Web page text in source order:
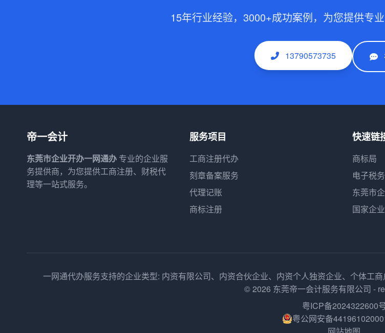
15年行业经验，3000+成功案例，为您提供专
13790573735
帝一会计
东莞市企业开办一网通办 专业的企业服
务提供商，为您提供工商注册、财税代
理等一站式服务。
服务项目
工商注册代办
刻章备案服务
代理记账
商标注册
快速链
商标局
电子税
东莞市
国家企
一网通代办服务支持的企业类型: 内资有限公司、内资合伙企业、内资个人独资企业、个体工
© 2026 东莞帝一会计服务有限公司 -
粤ICP备2024322600
粤公网安备